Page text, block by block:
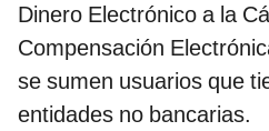
Dinero Electrónico a la
Compensación
se sumen usuarios que
entidades no bancarias.